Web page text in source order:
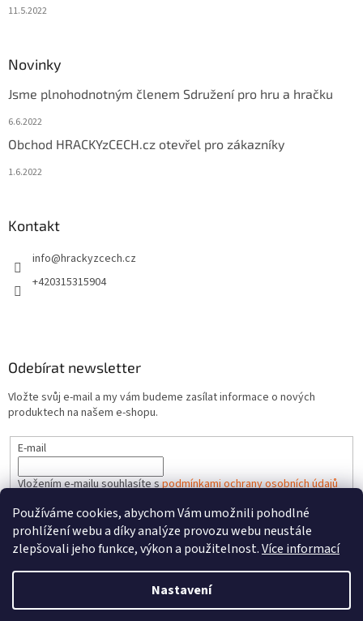
Používáme cookies, abychom Vám umožnili pohodlné
prohlížení webu a díky analýze provozu webu neustále
zlepšovali jeho funkce, výkon a použitelnost.Více informací
Nastavení
11.5.2022
Novinky
Jsme plnohodnotným členem Sdružení pro hru a hračku
6.6.2022
Obchod HRACKYzCECH.cz otevřel pro zákazníky
1.6.2022
Kontakt
info@hrackyzcech.cz
+420315315904
Odebírat newsletter
Vložte svůj e-mail a my vám budeme zasílat informace o nových
produktech na našem e-shopu.
E-mail
Vložením e-mailu souhlasíte spodmínkami ochrany osobních údajů
PŘIHLÁSIT SE
Vytvořil Shoptet